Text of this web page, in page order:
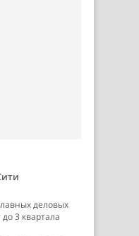
деловых
3 квартала